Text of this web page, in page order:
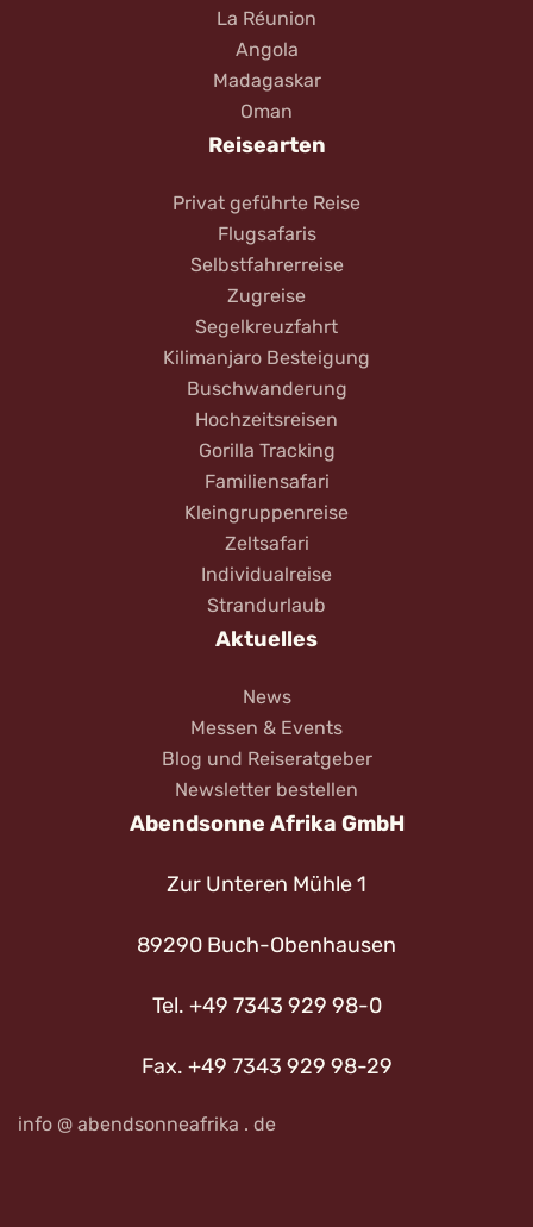
La Réunion
Angola
Madagaskar
Oman
Reisearten
Privat geführte Reise
Flugsafaris
Selbstfahrerreise
Zugreise
Segelkreuzfahrt
Kilimanjaro Besteigung
Buschwanderung
Hochzeitsreisen
Gorilla Tracking
Familiensafari
Kleingruppenreise
Zeltsafari
Individualreise
Strandurlaub
Aktuelles
News
Messen & Events
Blog und Reiseratgeber
Newsletter bestellen
Abendsonne Afrika GmbH
Zur Unteren Mühle 1
89290 Buch-Obenhausen
Tel. +49 7343 929 98-0
Fax. +49 7343 929 98-29
info @ abendsonneafrika . de